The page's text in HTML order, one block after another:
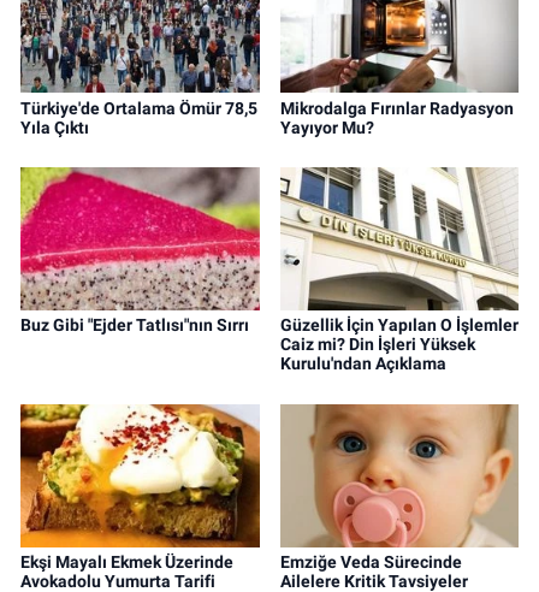
Türkiye'de Ortalama Ömür 78,5
Yıla Çıktı
Mikrodalga Fırınlar Radyasyon
Yayıyor Mu?
Buz Gibi "Ejder Tatlısı"nın Sırrı
Güzellik İçin Yapılan O İşlemler
Caiz mi? Din İşleri Yüksek
Kurulu'ndan Açıklama
Ekşi Mayalı Ekmek Üzerinde
Avokadolu Yumurta Tarifi
Emziğe Veda Sürecinde
Ailelere Kritik Tavsiyeler